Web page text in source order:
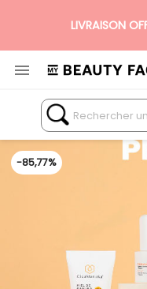
N°1 DES BOX

-85,77%